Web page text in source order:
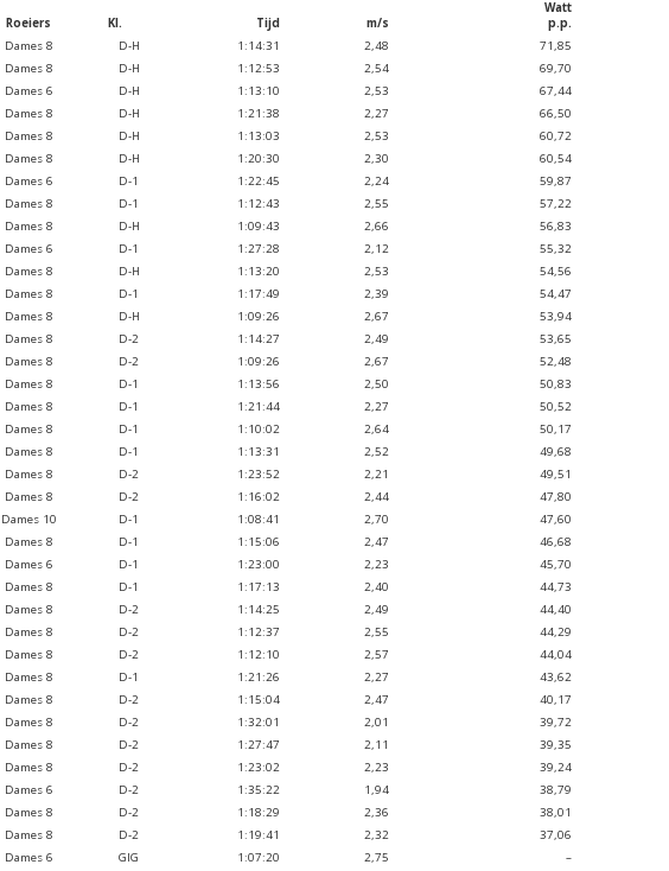
Roeiers Kl. Tijd m/s
Watt
p.p.
Dames 8 D-H 1:14:31 2,48
71,85
Dames 8 D-H 1:12:53 2,54
69,70
Dames 6 D-H 1:13:10 2,53
67,44
Dames 8 D-H 1:21:38 2,27
66,50
Dames 8 D-H 1:13:03 2,53
60,72
Dames 8 D-H 1:20:30 2,30
60,54
Dames 6 D-1 1:22:45 2,24
59,87
Dames 8 D-1 1:12:43 2,55
57,22
Dames 8 D-H 1:09:43 2,66
56,83
Dames 6 D-1 1:27:28 2,12
55,32
Dames 8 D-H 1:13:20 2,53
54,56
Dames 8 D-1 1:17:49 2,39
54,47
Dames 8 D-H 1:09:26 2,67
53,94
Dames 8 D-2 1:14:27 2,49
53,65
Dames 8 D-2 1:09:26 2,67
52,48
Dames 8 D-1 1:13:56 2,50
50,83
Dames 8 D-1 1:21:44 2,27
50,52
Dames 8 D-1 1:10:02 2,64
50,17
Dames 8 D-1 1:13:31 2,52
49,68
Dames 8 D-2 1:23:52 2,21
49,51
Dames 8 D-2 1:16:02 2,44
47,80
Dames 10 D-1 1:08:41 2,70
47,60
Dames 8 D-1 1:15:06 2,47
46,68
Dames 6 D-1 1:23:00 2,23
45,70
Dames 8 D-1 1:17:13 2,40
44,73
Dames 8 D-2 1:14:25 2,49
44,40
Dames 8 D-2 1:12:37 2,55
44,29
Dames 8 D-2 1:12:10 2,57
44,04
Dames 8 D-1 1:21:26 2,27
43,62
Dames 8 D-2 1:15:04 2,47
40,17
Dames 8 D-2 1:32:01 2,01
39,72
Dames 8 D-2 1:27:47 2,11
39,35
Dames 8 D-2 1:23:02 2,23
39,24
Dames 6 D-2 1:35:22 1,94
38,79
Dames 8 D-2 1:18:29 2,36
38,01
Dames 8 D-2 1:19:41 2,32
37,06
Dames 6 GIG 1:07:20 2,75
–